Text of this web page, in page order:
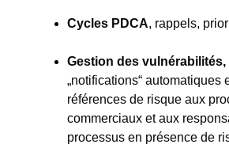
Cycles PDCA, rappels,
Gestion des vulnérabilités,
„notifications“ automatiques
références de risque aux
commerciaux et aux
processus en présence de